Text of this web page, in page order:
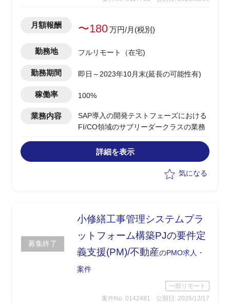
月額報酬 〜180万円/月(税別)
勤務地 フルリモート（在宅)
勤務期間 即日～2023年10月末(延長の可能性有)
稼働率 100%
業務内容
SAP導入の開発テストフェーズにおける
FI/CO領域のサブリーダークラスの業務
詳細を表示
気になる
募集終了
小修繕工事管理システムプラ
ットフォーム構築PJの要件定
義支援(PM)/不動産のPMO求人・
案件
一部リモート
案件No. 0142481
公開日: 2025/12/17